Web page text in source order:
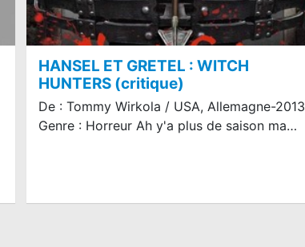
HANSEL ET GRETEL : WITCH
HUNTERS (critique)
De : Tommy Wirkola / USA, Allemagne-2013
Genre : Horreur Ah y'a plus de saison ma…